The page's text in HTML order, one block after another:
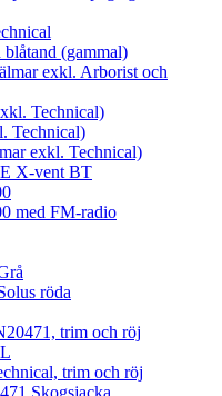
(gammal)
exkl. Arborist och
Technical)
Technical)
exkl. Technical)
X-vent BT
med FM-radio
röda
trim och röj
trim och röj
Skogsjacka